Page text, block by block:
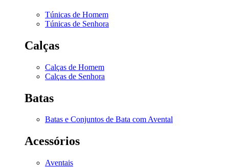
Túnicas de Homem
Túnicas de Senhora
Calças
Calças de Homem
Calças de Senhora
Batas
Batas e Conjuntos de Bata com Avental
Acessórios
Aventais